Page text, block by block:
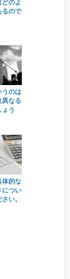
のよ
るので
うのは
異なる
う
体的な
につい
い。